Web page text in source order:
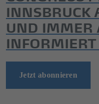
INNSBRUCK
UND IMMER
Jetzt abonnieren